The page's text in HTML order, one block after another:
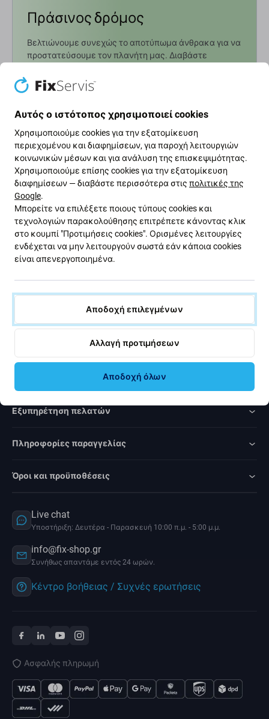
Πράσινος δρόμος
Βελτιώνουμε συνεχώς το αποτύπωμα άνθρακα για να
προστατεύσουμε τον πλανήτη μας. Διαβάστε
διαδικασίες μας ώστε να το μειώσουμε.
Ενημερωτικό δελτίο Fix
Εγγραφείτε για να λαμβάνετε τακτικά πληροφορίες σχετικά
με εκπτώσεις και νέα από την προσφορά μας. Ταυτόχρονα,
με την υποβολή αυτής της φόρμας, επιβεβαιώνω ότι είμαι
άνω των 16 ετών.
Rated Excellent
Over1000reviews
Εξυπηρέτηση πελατών
Πληροφορίες παραγγελίας
Όροι και προϋποθέσεις
Live chat
Υποστήριξη: Δευτέρα - Παρασκευή 10:00 π.μ. - 5:00 μ.μ.
info@fix-shop.gr
Συνήθως απαντάμε εντός 24 ωρών.
Κέντρο βοήθειας / Συχνές ερωτήσεις
Ασφαλής πληρωμή
Αυτός ο ιστότοπος χρησιμοποιεί cookies
Χρησιμοποιούμε cookies για την εξατομίκευση
περιεχομένου και διαφημίσεων, για παροχή λειτουργιών
κοινωνικών μέσων και για ανάλυση της επισκεψιμότητας.
Χρησιμοποιούμε επίσης cookies για την εξατομίκευση
διαφημίσεων — διαβάστε περισσότερα στις πολιτικές της
Google.
Μπορείτε να επιλέξετε ποιους τύπους cookies και
τεχνολογιών παρακολούθησης επιτρέπετε κάνοντας κλικ
στο κουμπί "Προτιμήσεις cookies". Ορισμένες λειτουργίες
ενδέχεται να μην λειτουργούν σωστά εάν κάποια cookies
είναι απενεργοποιημένα.
Αποδοχή επιλεγμένων
Αλλαγή προτιμήσεων
Αποδοχή όλων